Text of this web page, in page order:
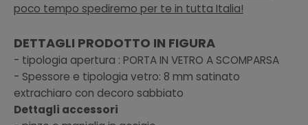
poco tempo spediremo per te in tutta Italia!
DETTAGLI PRODOTTO IN FIGURA
- tipologia apertura : PORTA IN VETRO A SCOMPARSA
- Spessore e tipologia vetro: 8 mm satinato
extrachiaro con decoro sabbiato
Dettagli accessori